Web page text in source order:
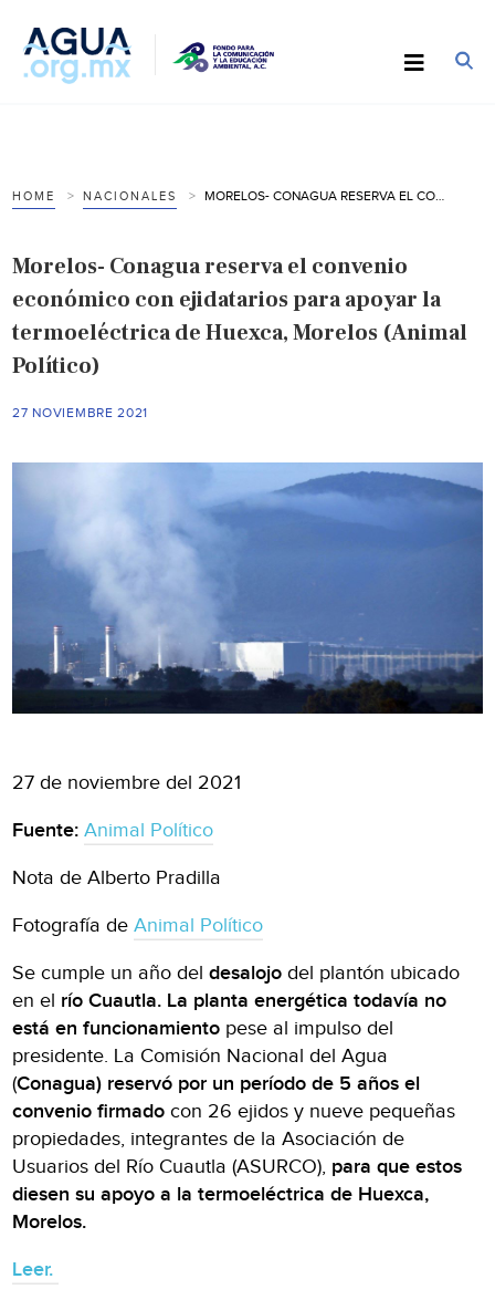
HOME NACIONALES
Morelos- Conagua reserva el convenio
económico con ejidatarios para apoyar la
termoeléctrica de Huexca, Morelos (Animal
Político)
27 NOVIEMBRE 2021
27 de noviembre del 2021
Fuente:Animal Político
Nota de Alberto Pradilla
Fotografía deAnimal Político
Se cumple un año del desalojo del plantón ubicado
en el río Cuautla. La planta energética todavía no
está en funcionamiento pese al impulso del
presidente. La Comisión Nacional del Agua
(Conagua) reservó por un período de 5 años el
convenio firmado con 26 ejidos y nueve pequeñas
propiedades, integrantes de la Asociación de
Usuarios del Río Cuautla (ASURCO), para que estos
diesen su apoyo a la termoeléctrica de Huexca,
Morelos.
Leer.